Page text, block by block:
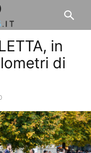
in
di